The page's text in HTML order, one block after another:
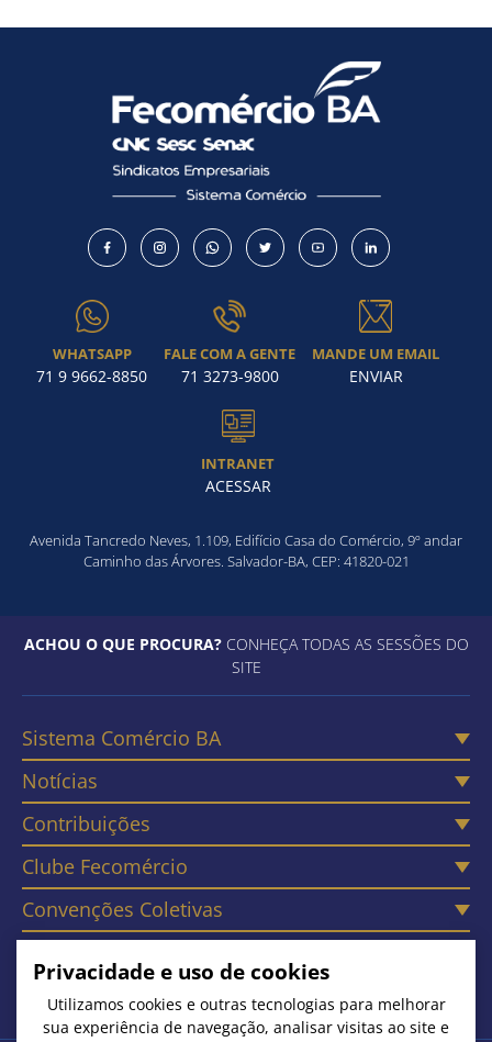
Como utilizar
WHATSAPP
71 9 9662-8850
FALE COM A GENTE
71 3273-9800
MANDE UM EMAIL
ENVIAR
INTRANET
ACESSAR
Avenida Tancredo Neves, 1.109, Edifício Casa do Comércio, 9º andar
Caminho das Árvores. Salvador-BA, CEP: 41820-021
ACHOU O QUE PROCURA?CONHEÇA TODAS AS SESSÕES DO
SITE
Sistema Comércio BA
Notícias
Contribuições
Clube Fecomércio
Convenções Coletivas
Contato
Privacidade e uso de cookies
Utilizamos cookies e outras tecnologias para melhorar
sua experiência de navegação, analisar visitas ao site e